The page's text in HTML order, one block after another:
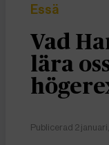
Essä
Vad
lära
Publicerad 2